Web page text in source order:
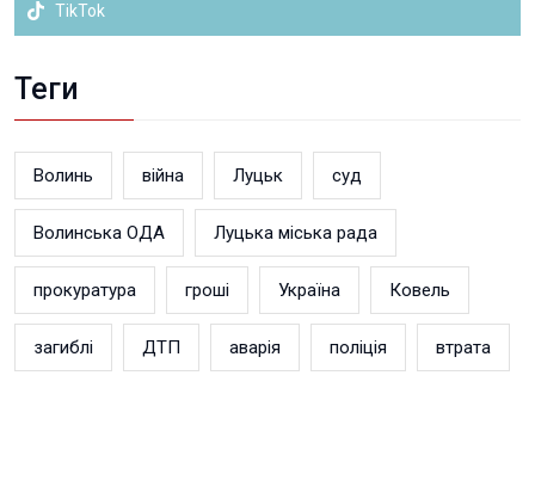
TikTok
Теги
Волинь війна Луцьк суд
Волинська ОДА Луцька міська рада
прокуратура гроші Україна Ковель
загиблі ДТП аварія поліція втрата